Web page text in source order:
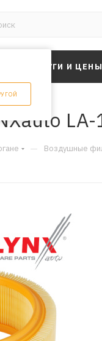
УСЛУГИ И ЦЕНЫ
— Воздушные